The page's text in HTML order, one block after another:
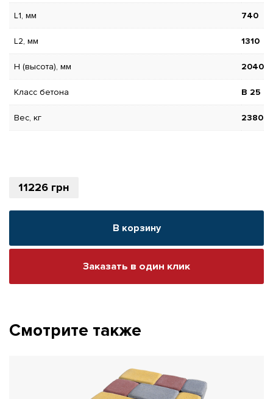
L1, мм 740
L2, мм 1310
H (высота), мм 2040
Класс бетона В 25
Вес, кг 2380
11226 грн
В корзину
Заказать в один клик
Смотрите также